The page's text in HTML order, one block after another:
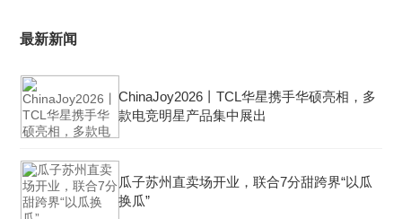
最新新闻
ChinaJoy2026丨TCL华星携手华硕亮相，多
款电竞明星产品集中展出
瓜子苏州直卖场开业，联合7分甜跨界“以瓜
换瓜”